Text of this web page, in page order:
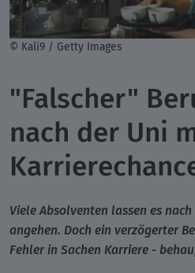
© Kali9 / Getty Images
"Falscher"
nach der Uni
Viele Absolventen lassen es
angehen. Doch ein verzögerter
Fehler in Sachen Karriere -